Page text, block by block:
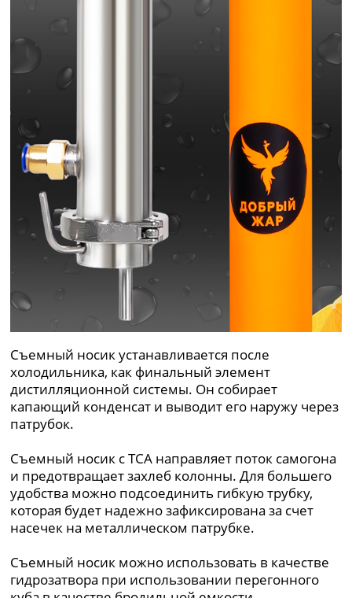
Съемный носик устанавливается после
холодильника, как финальный элемент
дистилляционной системы. Он собирает
капающий конденсат и выводит его наружу через
патрубок.
Съемный носик с ТСА направляет поток самогона
и предотвращает захлеб колонны. Для большего
удобства можно подсоединить гибкую трубку,
которая будет надежно зафиксирована за счет
насечек на металлическом патрубке.
Съемный носик можно использовать в качестве
гидрозатвора при использовании перегонного